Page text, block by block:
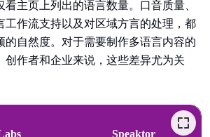
主页上列出的语言数量。口音质量、
工作流支持以及对区域方言的处理，都
的自然度。对于需要制作多语言内容的
创作者和企业来说，这些差异尤为关
Speaktor